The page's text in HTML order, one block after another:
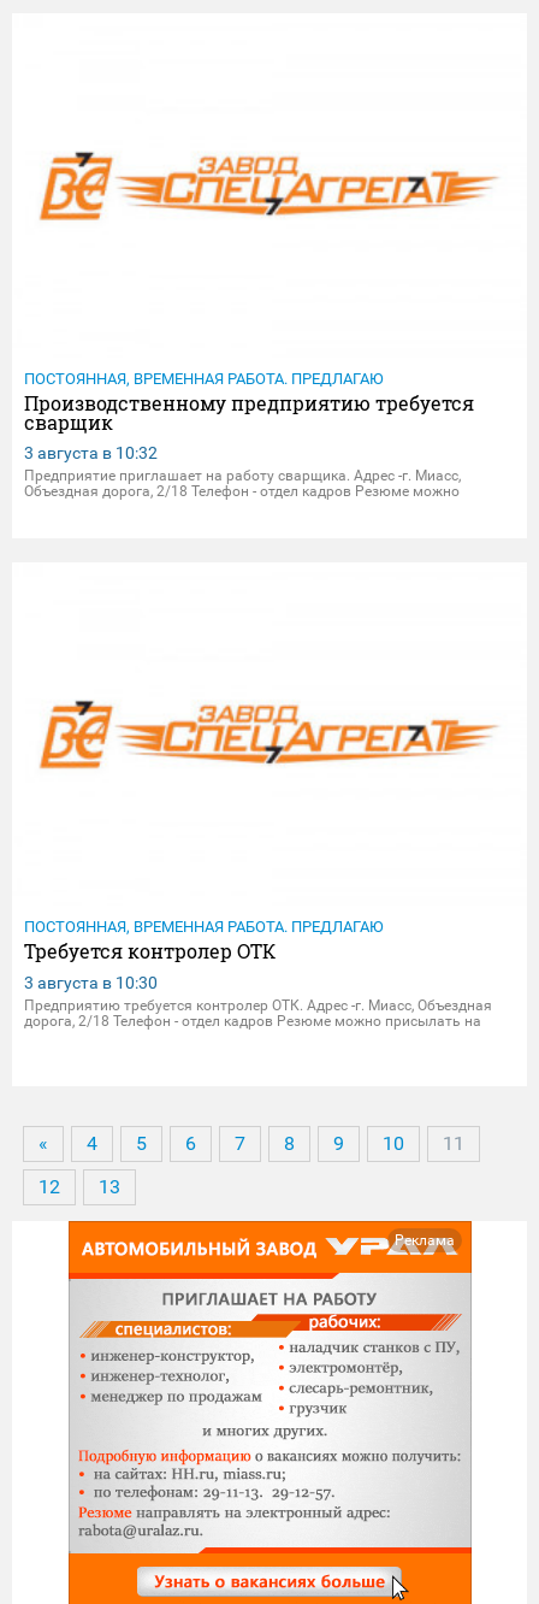
ПОСТОЯННАЯ, ВРЕМЕННАЯ РАБОТА. ПРЕДЛАГАЮ
Производственному предприятию требуется
сварщик
3 августа в 10:32
Предприятие приглашает на работу сварщика. Адрес -г. Миасс,
Объездная дорога, 2/18 Телефон - отдел кадров Резюме можно
ПОСТОЯННАЯ, ВРЕМЕННАЯ РАБОТА. ПРЕДЛАГАЮ
Требуется контролер ОТК
3 августа в 10:30
Предприятию требуется контролер ОТК. Адрес -г. Миасс, Объездная
дорога, 2/18 Телефон - отдел кадров Резюме можно присылать на
« 4 5 6 7 8 9 10
11
12
13
Реклама